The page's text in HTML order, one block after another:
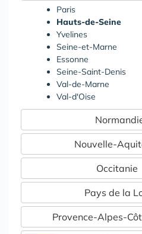
Paris
Hauts-de-Seine
Yvelines
Seine-et-Marne
Essonne
Seine-Saint-Denis
Val-de-Marne
Val-d'Oise
Nouvelle-
Occitanie
Pays de la
Provence-Alpes-